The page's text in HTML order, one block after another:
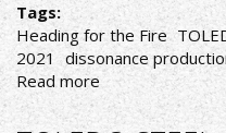
Tags:
Heading for the Fire
2021 dissonance
Read more about
Toledo
Steel-